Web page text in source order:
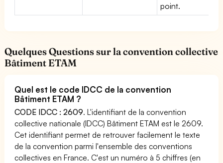
point.
Quelques Questions sur la convention collective
Bâtiment ETAM
Quel est le code IDCC de la convention
Bâtiment ETAM ?
CODE IDCC : 2609. L'identifiant de la convention
collective nationale (IDCC) Bâtiment ETAM est le 2609.
Cet identifiant permet de retrouver facilement le texte
de la convention parmi l'ensemble des conventions
collectives en France. C'est un numéro à 5 chiffres (en